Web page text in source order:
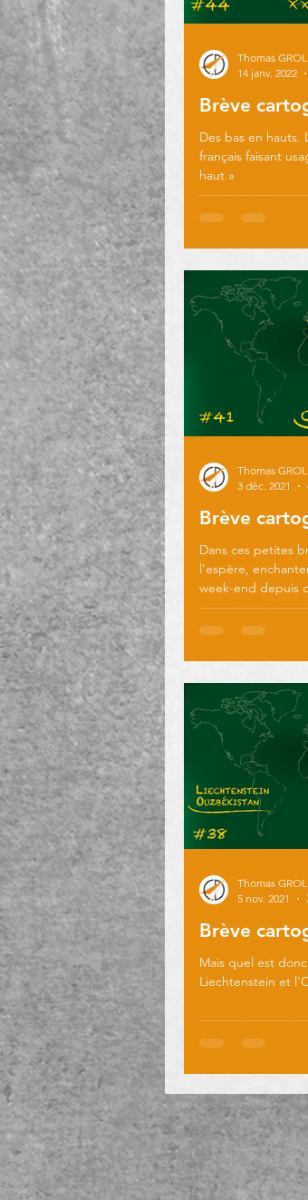
Brève
Des bas en hauts.
français faisant
haut »
Thomas
14 janv. 2022
Brève
Dans ces petites
l'espère,
week-end depuis
moment...
Thomas
3 déc. 2021
Brève
Mais quel est
Liechtenstein et
Thomas
5 nov. 2021